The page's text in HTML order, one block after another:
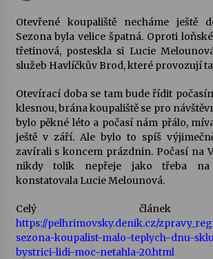
Letní koncerty ve
Jenakaši
28. 7. 2026
Votavžatský ploty
23. 7. 2026
Letní koncerty ve
22. 7. 2026
Vysočinka
17. 7. 2026
Otevřené koupaliště necháme ještě
Sezona byla velice špatná. Oproti
třetinová, posteskla si Lucie
služeb Havlíčkův Brod, které provozují
Otevírací doba se tam bude řídit
klesnou, brána koupaliště se pro
bylo pěkné léto a počasí nám přálo,
ještě v září. Ale bylo to spíš
zavírali s koncem prázdnin. Počasí na
nikdy tolik nepřeje jako třeba na
konstatovala Lucie Melounová.
Celý
https://pelhrimovsky.denik.cz/
sezona-koupalist-malo-teplych-dnu-
bystrici-lidi-moc-netahla-20.html